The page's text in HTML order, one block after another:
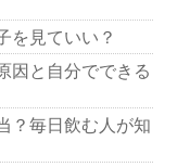
を見ていい？
因と自分でできる
？毎日飲む人が知